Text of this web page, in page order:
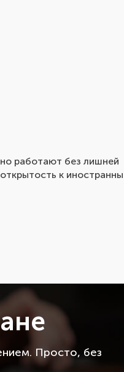
работают без лишней
к
Просто, без